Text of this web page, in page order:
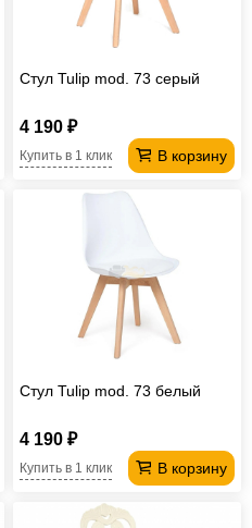
Стул Tulip mod. 73 серый
4 190 ₽
В корзину
Купить в 1 клик
Стул Tulip mod. 73 белый
4 190 ₽
В корзину
Купить в 1 клик